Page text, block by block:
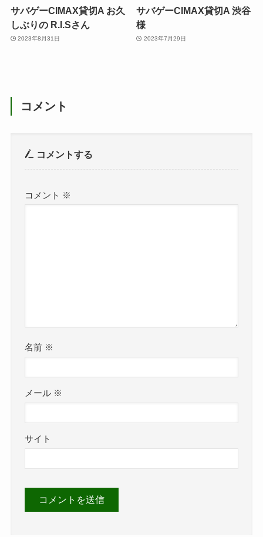
サバゲーCIMAX貸切A お久
しぶりの R.I.Sさん
2023年8月31日
サバゲーCIMAX貸切A 渋谷
様
2023年7月29日
コメント
コメントする
コメント ※
名前 ※
メール ※
サイト